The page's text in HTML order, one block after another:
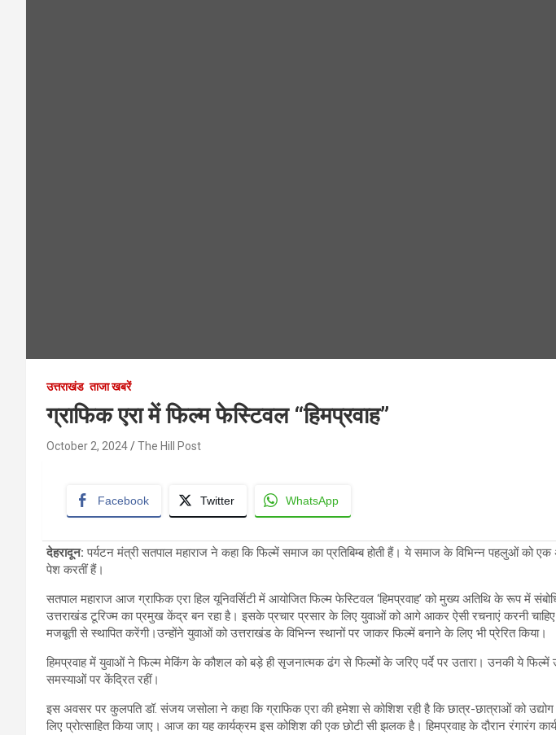
उत्तराखंड ताजा खबरें
ग्राफिक एरा में फिल्म फेस्टिवल “हिमप्रवाह”
October 2, 2024 The Hill Post
Facebook Twitter WhatsApp
देहरादून:पर्यटन मंत्री सतपाल महाराज ने कहा कि फिल्में समाज का प्रतिबिम्ब होती हैं। ये समाज के विभिन्न पहलुओं को
पेश करतीं हैं।
सतपाल महाराज आज ग्राफिक एरा हिल यूनिवर्सिटी में आयोजित फिल्म फेस्टिवल ‘हिमप्रवाह’ को मुख्य अतिथि के रूप में
उत्तराखंड टूरिज्म का प्रमुख केंद्र बन रहा है। इसके प्रचार प्रसार के लिए युवाओं को आगे आकर ऐसी रचनाएं करनी चाहिए
मजबूती से स्थापित करेंगी।उन्होंने युवाओं को उत्तराखंड के विभिन्न स्थानों पर जाकर फिल्में बनाने के लिए भी प्रेरित किया।
हिमप्रवाह में युवाओं ने फिल्म मेकिंग के कौशल को बड़े ही सृजनात्मक ढंग से फिल्मों के जरिए पर्दे पर उतारा। उनकी ये
समस्याओं पर केंद्रित रहीं।
इस अवसर पर कुलपति डॉ. संजय जसोला ने कहा कि ग्राफिक एरा की हमेशा से कोशिश रही है कि छात्र-छात्राओं को
लिए प्रोत्साहित किया जाए। आज का यह कार्यक्रम इस कोशिश की एक छोटी सी झलक है। हिमप्रवाह के दौरान रंगारंग